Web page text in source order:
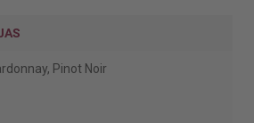
Pinot Noir